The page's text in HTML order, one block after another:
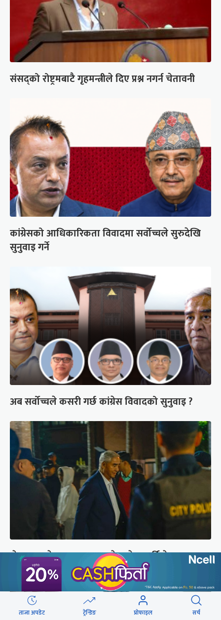
संसद्को रोष्ट्रमबाटै गृहमन्त्रीले दिए प्रश्न नगर्न चेतावनी
कांग्रेसको आधिकारिकता विवादमा सर्वोच्चले सुरुदेखि
सुनुवाइ गर्ने
अब सर्वोच्चले कसरी गर्छ कांग्रेस विवादको सुनुवाइ ?
शेरबहादुर देउवा साउन २६ गते स्वदेश फर्किने
ताजा अपडेट ट्रेन्डिङ प्रोफाइल सर्च